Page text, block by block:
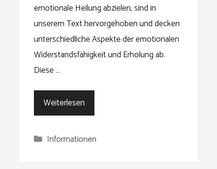
emotionale Heilung abzielen, sind in
unserem Text hervorgehoben und decken
unterschiedliche Aspekte der emotionalen
Widerstandsfähigkeit und Erholung ab.
Diese …
Weiterlesen
Kategorien
Informationen